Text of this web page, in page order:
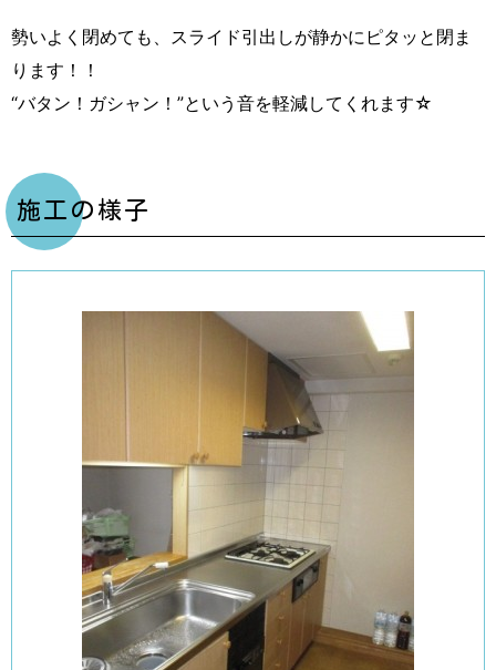
勢いよく閉めても、スライド引出しが静かにピタッと閉ま
ります！！
“バタン！ガシャン！”という音を軽減してくれます☆
施工の様子